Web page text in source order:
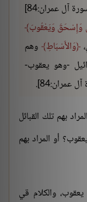
[سورة آل عمران:84]
وَإِسْحَقَ وَيَعْقُوبَ
وَالأَسْبَاطِ وهم
-وهو يعقوب-
عمران:84].
بهم تلك القبائل
أو المراد بهم
والكلام قي